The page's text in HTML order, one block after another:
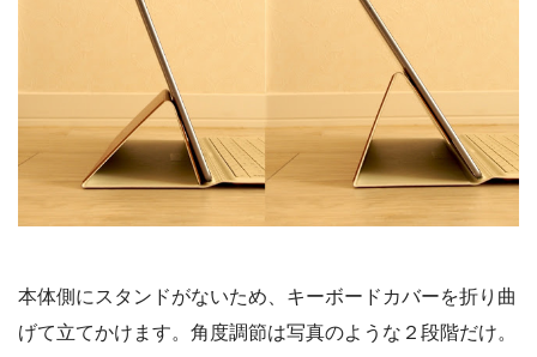
本体側にスタンドがないため、キーボードカバーを折り曲
げて立てかけます。角度調節は写真のような２段階だけ。